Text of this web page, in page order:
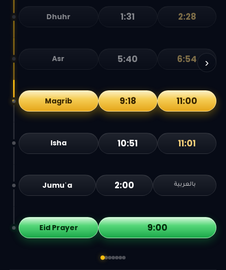
›
Dhuhr 1:31 2:28
Asr 5:40 6:54
Magrib 9:18 11:00
Isha 10:51 11:01
Jumuʿa 2:00 بالعربية
Eid Prayer 9:00